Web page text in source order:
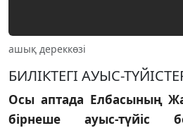
ашық дереккөзі
БИЛIКТЕГI АУЫС-
Осы аптада Елбасының
бiрнеше ауыс-түйiс